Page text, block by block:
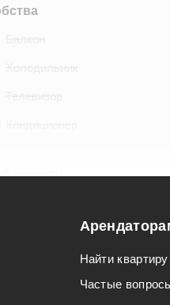
Можно с животными
Найти квартиру
Частые